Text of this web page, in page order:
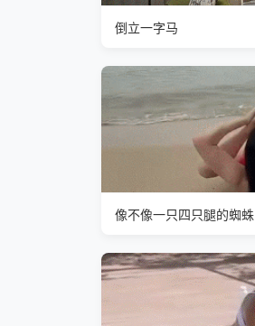
倒立一字马
像不像一只四只腿的蜘蛛